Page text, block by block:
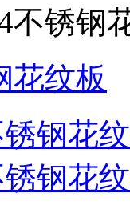
不锈钢
花纹板
锈钢花
锈钢花